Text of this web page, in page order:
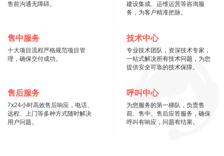
售前沟通无障碍。
建设集成、运维运营等咨询服
务，为客户精准把脉。
售中服务
十大项目流程严格规范项目管
理，确保交付成功。
技术中心
专业技术团队，资深技术专家，
一站式解决所有技术问题，为您
提供安全可靠的技术保障。
售后服务
7x24小时高效售后响应，电话、
远程、上门等多种方式随时解决
用户问题。
呼叫中心
为您服务的第一梯队，负责售
前、售中、售后应答服务，确保
呼叫有响应，问题有结果。